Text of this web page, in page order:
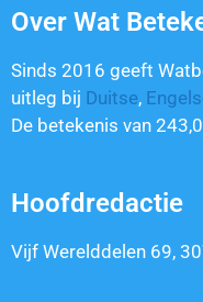
Over Wat
Sinds 2016 geeft
uitleg bij Duitse,
De betekenis van
Hoofdredactie
Vijf Werelddelen 69,